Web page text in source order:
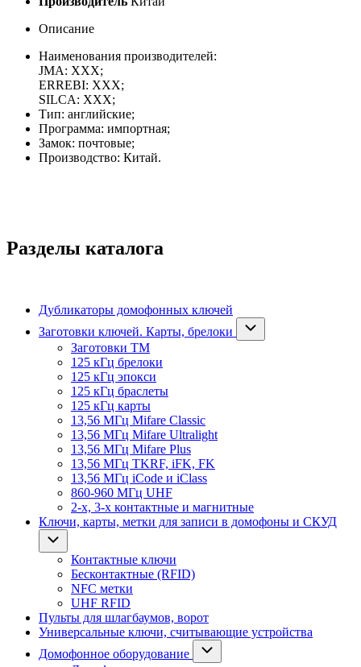
Описание
Наименования производителей:
JMA: XXX;
ERREBI: XXX;
SILCA: XXX;
Тип: английские;
Программа: импортная;
Замок: почтовые;
Производство: Китай.
Разделы каталога
Дубликаторы домофонных ключей
Заготовки ключей. Карты, брелоки
Заготовки ТМ
125 кГц брелоки
125 кГц эпокси
125 кГц браслеты
125 кГц карты
13,56 МГц Mifare Classic
13,56 МГц Mifare Ultralight
13,56 МГц Mifare Plus
13,56 МГц TKRF, iFK, FK
13,56 МГц iCode и iClass
860-960 МГц UHF
2-х, 3-х контактные и магнитные
Ключи, карты, метки для записи в домофоны и СКУД
Контактные ключи
Бесконтактные (RFID)
NFC метки
UHF RFID
Пульты для шлагбаумов, ворот
Универсальные ключи, считывающие устройства
Домофонное оборудование